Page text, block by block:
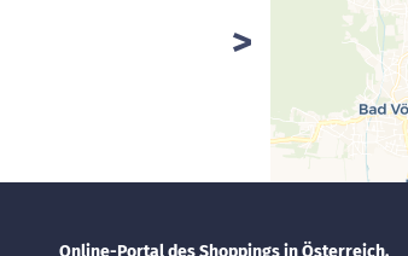
Online-Portal des Shoppings in Österreich.